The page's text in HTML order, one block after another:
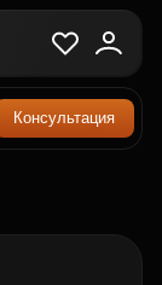
Консультация